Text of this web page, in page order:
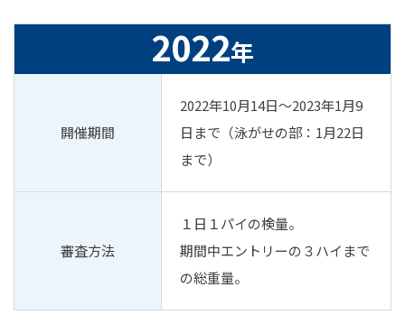
097-521-5577
2022年
開催期間
2022年10月14日〜2023年1月9
日まで（泳がせの部：1月22日
まで）
審査方法
１日１パイの検量。
期間中エントリーの３ハイまで
の総重量。